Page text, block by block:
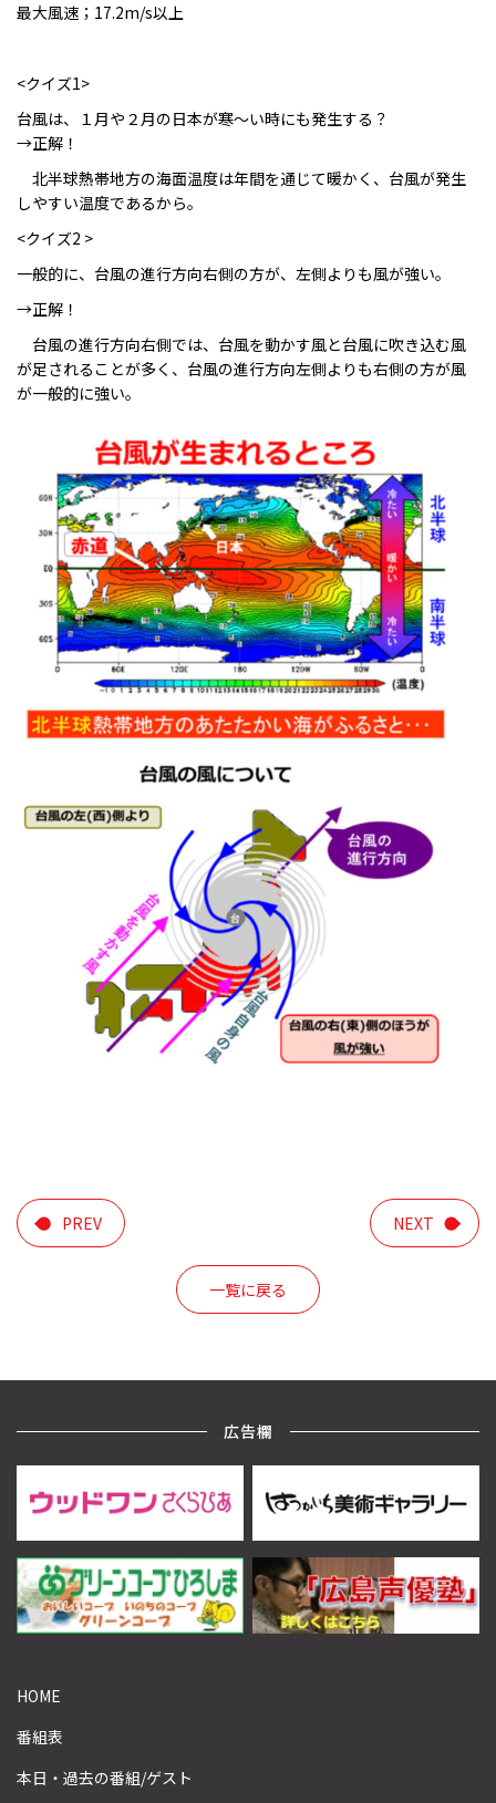
最大風速； 17.2m/s以上
<クイズ1>
台風は、１月や２月の日本が寒～い時にも発生する？
→正解！
北半球熱帯地方の海面温度は年間を通じて暖かく、台風が発生
しやすい温度であるから。
<クイズ2 >
一般的に、台風の進行方向右側の方が、左側よりも風が強い。
→正解！
台風の進行方向右側では、 台風を動かす風と台風に吹き込む風
が足されることが多く、 台風の進行方向左側よりも右側の方が風
が一般的に強い。
PREV
一覧に戻る
NEXT
広告欄
HOME
番組表
本日・過去の番組/ゲスト